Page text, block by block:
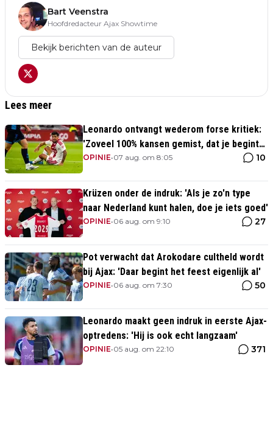
Bart Veenstra
Hoofdredacteur Ajax Showtime
Bekijk berichten van de auteur
Lees meer
Leonardo ontvangt wederom forse kritiek:
'Zoveel 100% kansen gemist, dat je begint
te twijfelen'
OPINIE•07 aug. om 8:05 10
Krüzen onder de indruk: 'Als je zo'n type
naar Nederland kunt halen, doe je iets goed'
OPINIE•06 aug. om 9:10 27
Pot verwacht dat Arokodare cultheld wordt
bij Ajax: 'Daar begint het feest eigenlijk al'
OPINIE•06 aug. om 7:30 50
Leonardo maakt geen indruk in eerste Ajax-
optredens: 'Hij is ook echt langzaam'
OPINIE•05 aug. om 22:10 371